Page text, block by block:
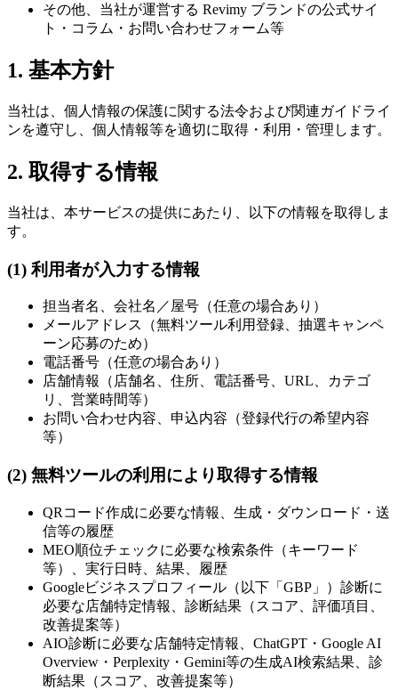
その他、当社が運営する Revimy ブランドの公式サイ
ト・コラム・お問い合わせフォーム等
1. 基本方針
当社は、個人情報の保護に関する法令および関連ガイドライ
ンを遵守し、個人情報等を適切に取得・利用・管理します。
2. 取得する情報
当社は、本サービスの提供にあたり、以下の情報を取得しま
す。
(1) 利用者が入力する情報
担当者名、会社名／屋号（任意の場合あり）
メールアドレス（無料ツール利用登録、抽選キャンペ
ーン応募のため）
電話番号（任意の場合あり）
店舗情報（店舗名、住所、電話番号、URL、カテゴ
リ、営業時間等）
お問い合わせ内容、申込内容（登録代行の希望内容
等）
(2) 無料ツールの利用により取得する情報
QRコード作成に必要な情報、生成・ダウンロード・送
信等の履歴
MEO順位チェックに必要な検索条件（キーワード
等）、実行日時、結果、履歴
Googleビジネスプロフィール（以下「GBP」）診断に
必要な店舗特定情報、診断結果（スコア、評価項目、
改善提案等）
AIO診断に必要な店舗特定情報、ChatGPT・Google AI
Overview・Perplexity・Gemini等の生成AI検索結果、診
断結果（スコア、改善提案等）